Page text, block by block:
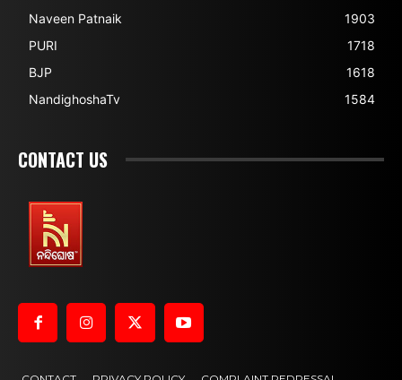
Naveen Patnaik
1903
PURI
1718
BJP
1618
NandighoshaTv
1584
CONTACT US